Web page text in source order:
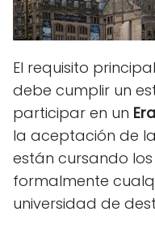
El requisito
debe cumplir un
participar en un
la aceptación de
están cursando
formalmente
universidad de